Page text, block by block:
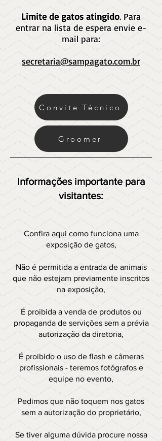
Limite de gatos atingido. Para
entrar na lista de espera envie e-
mail para:
secretaria@sampagato.com.br
Convite Técnico
Groomer
Informações importante para
visitantes:
Confira aqui como funciona uma
exposição de gatos,
Não é permitida a entrada de animais
que não estejam previamente inscritos
na exposição,
É proibida a venda de produtos ou
propaganda de servições sem a prévia
autorização da diretoria,
É proibido o uso de flash e câmeras
profissionais - teremos fotógrafos e
equipe no evento,
Pedimos que não toquem nos gatos
sem a autorização do proprietário,
Se tiver alguma dúvida procure nossa